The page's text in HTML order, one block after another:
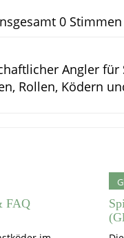
0 Stimmen
Angler für
Rollen, Ködern
FAQ